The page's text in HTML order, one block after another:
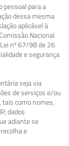
pessoal para a
dessa mesma
aplicável à
Nacional
nº 67/98 de 26
e segurança
seja via
de serviços e/ou
tais como nomes,
dados
adiante se
e